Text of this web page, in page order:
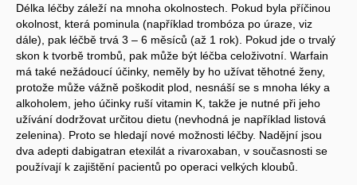
Délka léčby záleží na mnoha okolnostech. Pokud byla příčinou
okolnost, která pominula (například trombóza po úraze, viz
dále), pak léčbě trvá 3 – 6 měsíců (až 1 rok). Pokud jde o trvalý
skon k tvorbě trombů, pak může být léčba celoživotní. Warfain
má také nežádoucí účinky, neměly by ho užívat těhotné ženy,
protože může vážně poškodit plod, nesnáší se s mnoha léky a
alkoholem, jeho účinky ruší vitamin K, takže je nutné při jeho
užívání dodržovat určitou dietu (nevhodná je například listová
zelenina). Proto se hledají nové možnosti léčby. Nadějní jsou
dva adepti dabigatran etexilát a rivaroxaban, v současnosti se
používají k zajištění pacientů po operaci velkých kloubů.